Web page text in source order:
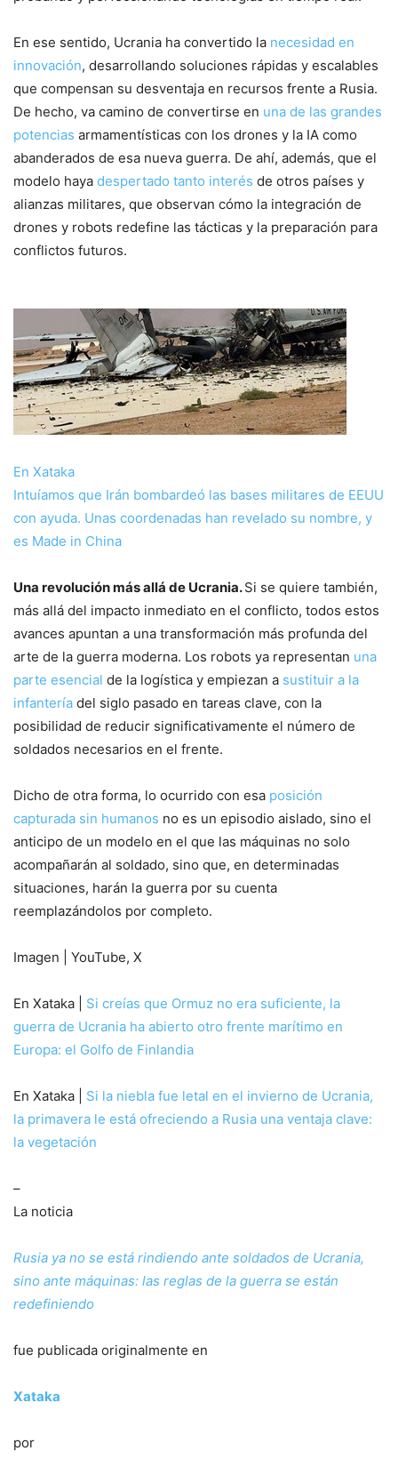
En ese sentido, Ucrania ha convertido la necesidad en
innovación, desarrollando soluciones rápidas y escalables
que compensan su desventaja en recursos frente a Rusia.
De hecho, va camino de convertirse en una de las grandes
potencias armamentísticas con los drones y la IA como
abanderados de esa nueva guerra. De ahí, además, que el
modelo haya despertado tanto interés de otros países y
alianzas militares, que observan cómo la integración de
drones y robots redefine las tácticas y la preparación para
conflictos futuros.
En Xataka
Intuíamos que Irán bombardeó las bases militares de EEUU
con ayuda. Unas coordenadas han revelado su nombre, y
es Made in China
Una revolución más allá de Ucrania.Si se quiere también,
más allá del impacto inmediato en el conflicto, todos estos
avances apuntan a una transformación más profunda del
arte de la guerra moderna. Los robots ya representan una
parte esencial de la logística y empiezan a sustituir a la
infantería del siglo pasado en tareas clave, con la
posibilidad de reducir significativamente el número de
soldados necesarios en el frente.
Dicho de otra forma, lo ocurrido con esa posición
capturada sin humanos no es un episodio aislado, sino el
anticipo de un modelo en el que las máquinas no solo
acompañarán al soldado, sino que, en determinadas
situaciones, harán la guerra por su cuenta
reemplazándolos por completo.
Imagen | YouTube, X
En Xataka | Si creías que Ormuz no era suficiente, la
guerra de Ucrania ha abierto otro frente marítimo en
Europa: el Golfo de Finlandia
En Xataka | Si la niebla fue letal en el invierno de Ucrania,
la primavera le está ofreciendo a Rusia una ventaja clave:
la vegetación
–
La noticia
Rusia ya no se está rindiendo ante soldados de Ucrania,
sino ante máquinas: las reglas de la guerra se están
redefiniendo
fue publicada originalmente en
Xataka
por